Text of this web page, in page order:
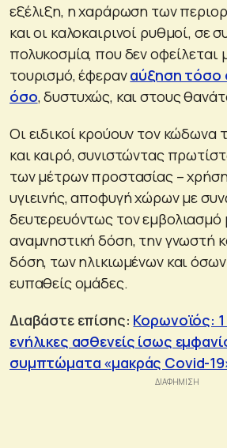
εξέλιξη, η χαράρωση των
και οι καλοκαιρινοί ρυθμοί, σε
πολυκοσμία, που δεν οφείλεται
τουρισμό, έφεραναύξηση τόσο
όσο, δυστυχώς, και στους
Οι ειδικοί κρούουν τον κώδωνα
και καιρό, συνιστώντας
των μέτρων προστασίας –
υγιεινής, αποφυγή χώρων με
δευτερευόντως τον εμβολιασμό
αναμνηστική δόση, την γνωστή
δόση, των ηλικιωμένων και
ευπαθείς ομάδες.
Διαβάστε επίσης: Κορωνοϊός:
ενήλικες ασθενείς ίσως
συμπτώματα «μακράς Covid-